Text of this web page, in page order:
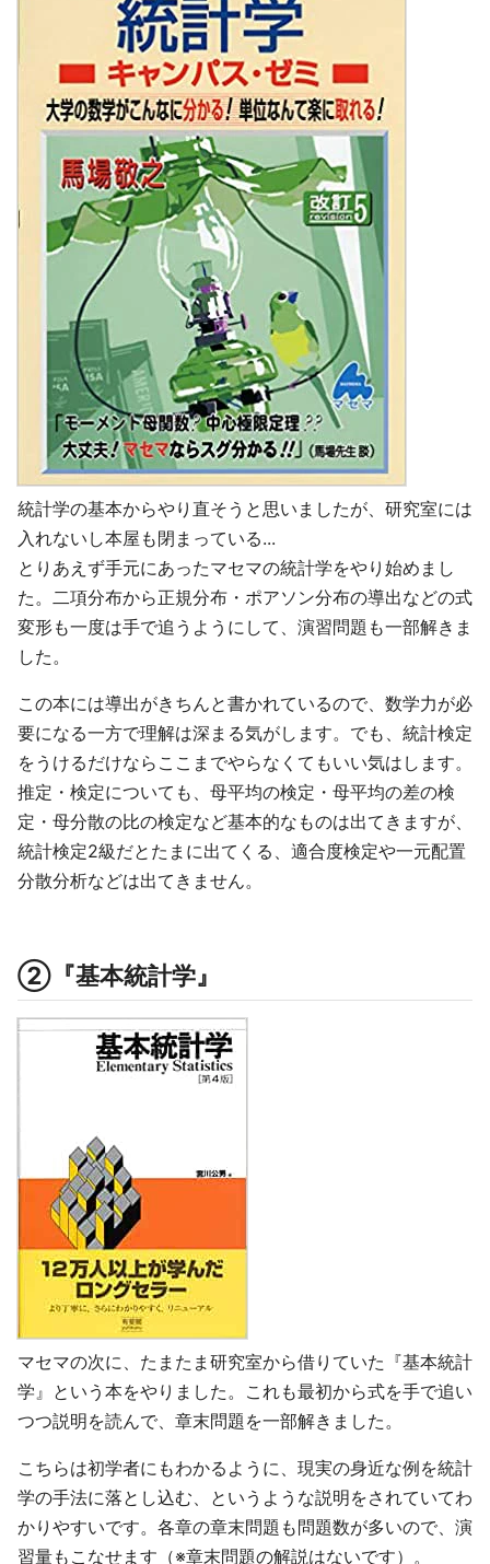
統計学の基本からやり直そうと思いましたが、研究室には
入れないし本屋も閉まっている...
とりあえず手元にあったマセマの統計学をやり始めまし
た。二項分布から正規分布・ポアソン分布の導出などの式
変形も一度は手で追うようにして、演習問題も一部解きま
した。
この本には導出がきちんと書かれているので、数学力が必
要になる一方で理解は深まる気がします。でも、統計検定
をうけるだけならここまでやらなくてもいい気はします。
推定・検定についても、母平均の検定・母平均の差の検
定・母分散の比の検定など基本的なものは出てきますが、
統計検定2級だとたまに出てくる、適合度検定や一元配置
分散分析などは出てきません。
②『基本統計学』
マセマの次に、たまたま研究室から借りていた『基本統計
学』という本をやりました。これも最初から式を手で追い
つつ説明を読んで、章末問題を一部解きました。
こちらは初学者にもわかるように、現実の身近な例を統計
学の手法に落とし込む、というような説明をされていてわ
かりやすいです。各章の章末問題も問題数が多いので、演
習量もこなせます（※章末問題の解説はないです）。